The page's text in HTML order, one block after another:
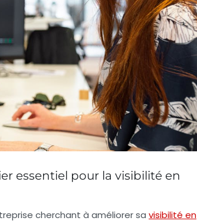
essentiel pour la visibilité en
cherchant à améliorer sa visibilité en